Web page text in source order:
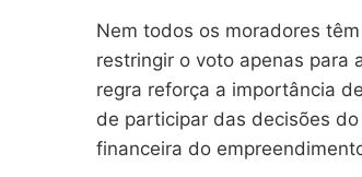
Nem todos os moradores
restringir o voto apenas para
regra reforça a importância
de participar das decisões
financeira do